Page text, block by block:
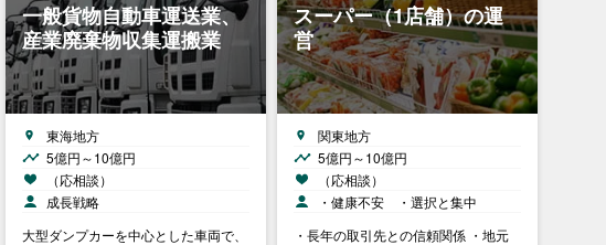
一般貨物自動車運送業、
産業廃棄物収集運搬業
東海地方
5億円～10億円
（応相談）
成長戦略
大型ダンプカーを中心とした車両で、
スーパー（1店舗）の運
営
関東地方
5億円～10億円
（応相談）
・健康不安 ・選択と集中
・長年の取引先との信頼関係 ・地元